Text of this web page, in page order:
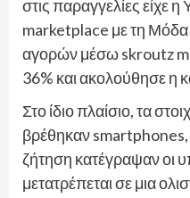
στις παραγγελίες
marketplace με τη Μόδα
αγορών μέσω skroutz
36% και ακολούθησε η
Στο ίδιο πλαίσιο, τα
βρέθηκαν smartphones,
ζήτηση κατέγραψαν οι
μετατρέπεται σε μια